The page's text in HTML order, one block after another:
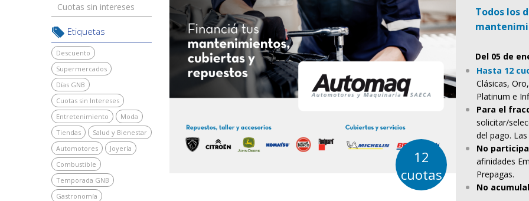
Cuotas sin intereses
Etiquetas
Descuento
Supermercados
Días GNB
Cuotas sin Intereses
Entretenimiento
Moda
Tiendas
Salud y Bienestar
Automotores
Joyería
Combustible
Temporada GNB
Gastronomía
12
cuotas
Todos los
Del 05 de
Hasta 12
Clásicas,
Platinum e
Para el
solicitar/
del pago.
No
afinidades
Prepagas.
No